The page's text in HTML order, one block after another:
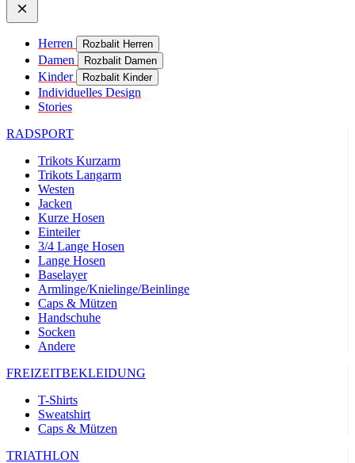
Herren Rozbalit Herren
Damen Rozbalit Damen
Kinder Rozbalit Kinder
Individuelles Design
Stories
RADSPORT
Trikots Kurzarm
Trikots Langarm
Westen
Jacken
Kurze Hosen
Einteiler
3/4 Lange Hosen
Lange Hosen
Baselayer
Armlinge/Knielinge/Beinlinge
Caps & Mützen
Handschuhe
Socken
Andere
FREIZEITBEKLEIDUNG
T-Shirts
Sweatshirt
Caps & Mützen
TRIATHLON